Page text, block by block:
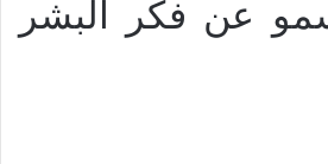
عن فكر البشر